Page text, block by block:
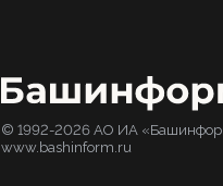
© 1992-2026 АО ИА
www.bashinform.ru